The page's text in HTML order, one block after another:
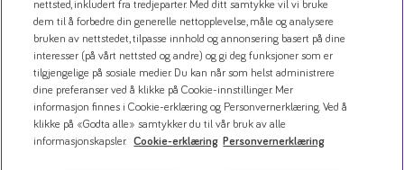
Kontakt oss
Personvernerklæring
Bruk av informasjonskapsler
Åpenhetsloven
nettsted, inkludert fra tredjeparter. Med ditt samtykke vil vi bruke
dem til å forbedre din generelle nettopplevelse, måle og analysere
bruken av nettstedet, tilpasse innhold og annonsering basert på dine
interesser (på vårt nettsted og andre) og gi deg funksjoner som er
tilgjengelige på sosiale medier. Du kan når som helst administrere
dine preferanser ved å klikke på Cookie-innstillinger. Mer
informasjon finnes i Cookie-erklæring og Personvernerklæring. Ved å
klikke på «Godta alle» samtykker du til vår bruk av alle
informasjonskapsler.
Cookie-erklæring Personvernerklæring